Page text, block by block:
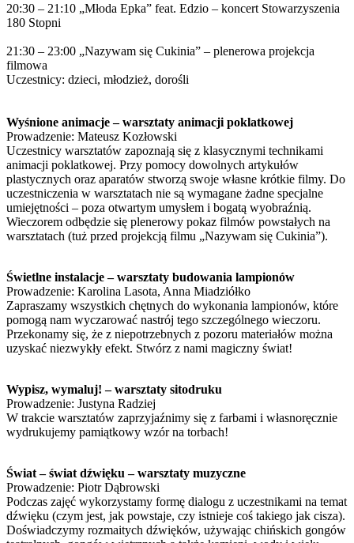
20:30 – 21:10 „Młoda Epka” feat. Edzio – koncert Stowarzyszenia
180 Stopni
21:30 – 23:00 „Nazywam się Cukinia” – plenerowa projekcja
filmowa
Uczestnicy: dzieci, młodzież, dorośli
Wyśnione animacje – warsztaty animacji poklatkowej
Prowadzenie: Mateusz Kozłowski
Uczestnicy warsztatów zapoznają się z klasycznymi technikami
animacji poklatkowej. Przy pomocy dowolnych artykułów
plastycznych oraz aparatów stworzą swoje własne krótkie filmy. Do
uczestniczenia w warsztatach nie są wymagane żadne specjalne
umiejętności – poza otwartym umysłem i bogatą wyobraźnią.
Wieczorem odbędzie się plenerowy pokaz filmów powstałych na
warsztatach (tuż przed projekcją filmu „Nazywam się Cukinia”).
Świetlne instalacje – warsztaty budowania lampionów
Prowadzenie: Karolina Lasota, Anna Miadziółko
Zapraszamy wszystkich chętnych do wykonania lampionów, które
pomogą nam wyczarować nastrój tego szczególnego wieczoru.
Przekonamy się, że z niepotrzebnych z pozoru materiałów można
uzyskać niezwykły efekt. Stwórz z nami magiczny świat!
Wypisz, wymaluj! – warsztaty sitodruku
Prowadzenie: Justyna Radziej
W trakcie warsztatów zaprzyjaźnimy się z farbami i własnoręcznie
wydrukujemy pamiątkowy wzór na torbach!
Świat – świat dźwięku – warsztaty muzyczne
Prowadzenie: Piotr Dąbrowski
Podczas zajęć wykorzystamy formę dialogu z uczestnikami na temat
dźwięku (czym jest, jak powstaje, czy istnieje coś takiego jak cisza).
Doświadczymy rozmaitych dźwięków, używając chińskich gongów